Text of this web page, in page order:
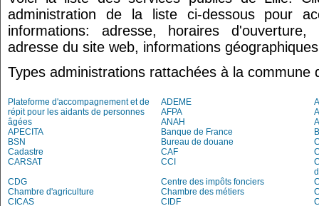
administration de la liste ci-dessous pour
informations: adresse, horaires
adresse du site web, informations
Types administrations rattachées à la commune
Plateforme d'accompagnement et de
répit pour les aidants de personnes
âgées
ADEME
AFPA
ANAH
APECITA
Banque de France
BSN
Bureau de douane
Cadastre
CAF
CARSAT
CCI
CDG
Centre des impôts fonciers
Chambre d'agriculture
Chambre des métiers
CICAS
CIDF